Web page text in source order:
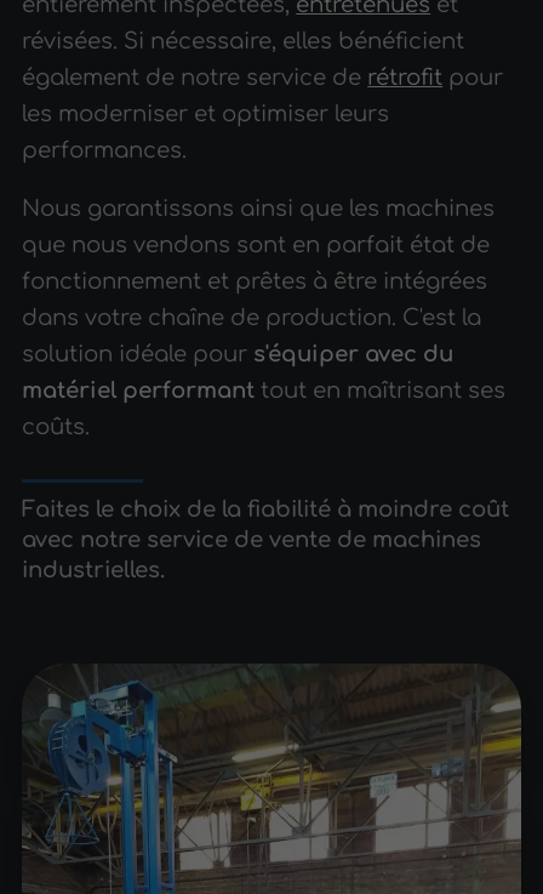
entièrement inspectées, entretenues et
révisées. Si nécessaire, elles bénéficient
également de notre service de rétrofit pour
les moderniser et optimiser leurs
performances.
Nous garantissons ainsi que les machines
que nous vendons sont en parfait état de
fonctionnement et prêtes à être intégrées
dans votre chaîne de production. C'est la
solution idéale pour s'équiper avec du
matériel performant tout en maîtrisant ses
coûts.
Faites le choix de la fiabilité à moindre coût
avec notre service de vente de machines
industrielles.